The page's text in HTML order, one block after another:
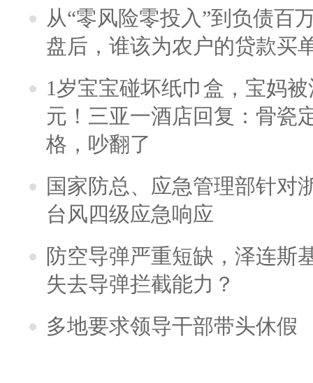
从“零风险零投入”到负债百
盘后，谁该为农户的贷款买
1岁宝宝碰坏纸巾盒，宝妈
元！三亚一酒店回复：骨瓷
格，吵翻了
国家防总、应急管理部针对
台风四级应急响应
防空导弹严重短缺，泽连斯
失去导弹拦截能力？
多地要求领导干部带头休假